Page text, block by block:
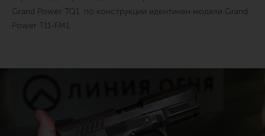
Grand Power TQ1 по конструкции идентичен модели Grand
Power Т11-FM1.